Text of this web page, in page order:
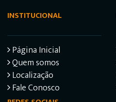
INSTITUCIONAL
Página Inicial
Quem somos
Localização
Fale Conosco